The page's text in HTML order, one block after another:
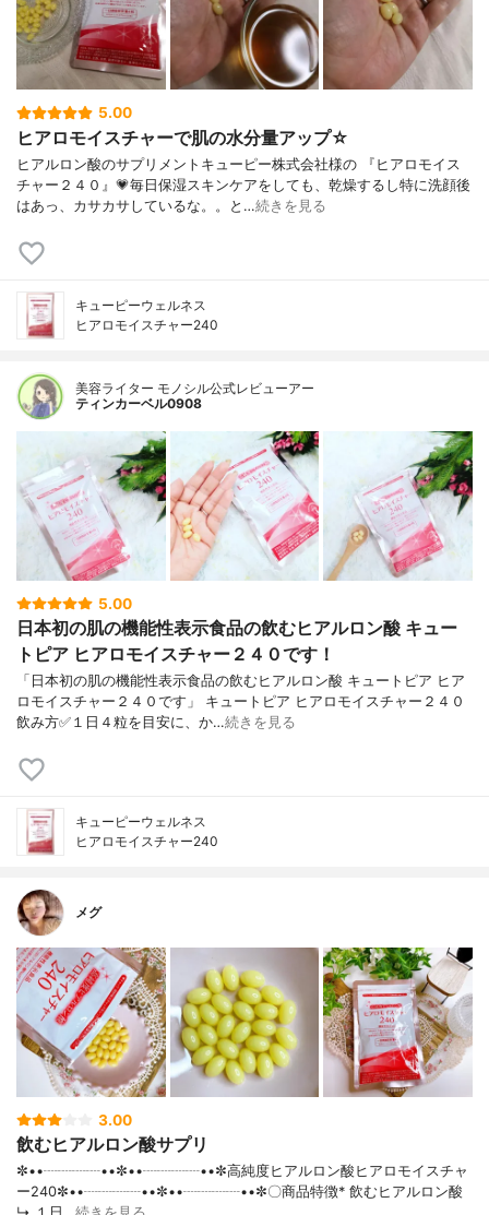
5.00
ヒアロモイスチャーで肌の水分量アップ☆
ヒアルロン酸のサプリメントキューピー株式会社様の 『ヒアロモイス
チャー２４０』💗毎日保湿スキンケアをしても、乾燥するし特に洗顔後
はあっ、カサカサしているな。。と…続きを見る
キューピーウェルネス
ヒアロモイスチャー240
美容ライター モノシル公式レビューアー
ティンカーベル0908
5.00
日本初の肌の機能性表示食品の飲むヒアルロン酸 キュー
トピア ヒアロモイスチャー２４０です！
「日本初の肌の機能性表示食品の飲むヒアルロン酸 キュートピア ヒア
ロモイスチャー２４０です」 キュートピア ヒアロモイスチャー２４０
飲み方✅１日４粒を目安に、か…続きを見る
キューピーウェルネス
ヒアロモイスチャー240
メグ
3.00
飲むヒアルロン酸サプリ
✼••┈┈┈┈••✼••┈┈┈┈••✼高純度ヒアルロン酸ヒアロモイスチャ
ー240✼••┈┈┈┈••✼••┈┈┈┈••✼〇商品特徴* 飲むヒアルロン酸